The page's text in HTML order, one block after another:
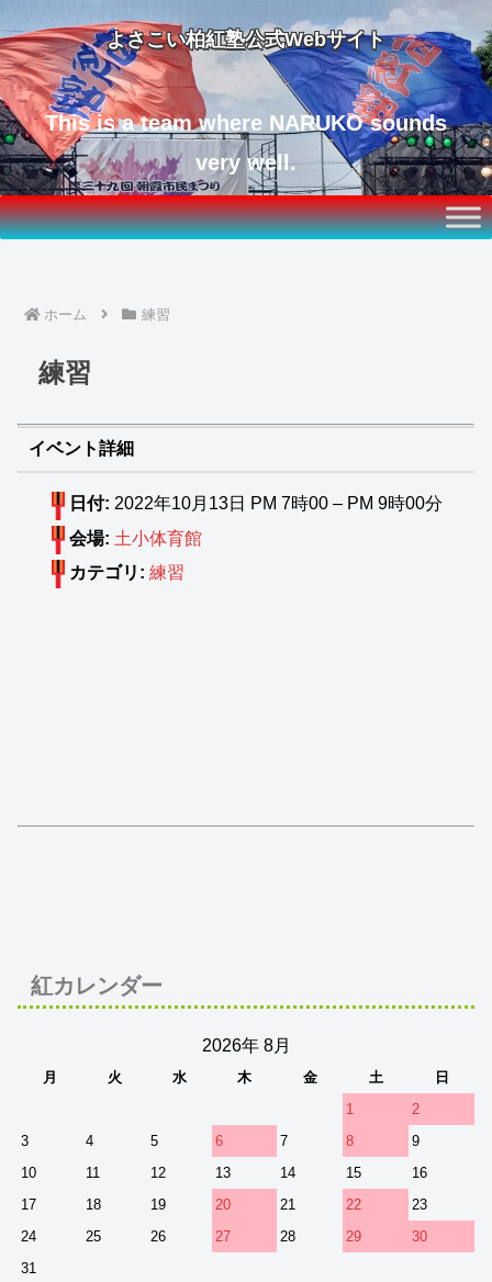
よさこい柏紅塾公式Webサイト
This is a team where NARUKO sounds
very well.
ホーム 練習
練習
イベント詳細
日付: 2022年10月13日 PM 7時00 – PM 9時00分
会場: 土小体育館
カテゴリ: 練習
紅カレンダー
2026年 8月
月 火 水 木 金 土
日
1
2
3
4 5 6 7 8
9
10
11 12 13 14 15
16
17
18 19 20 21 22
23
24
25 26 27 28 29
30
31